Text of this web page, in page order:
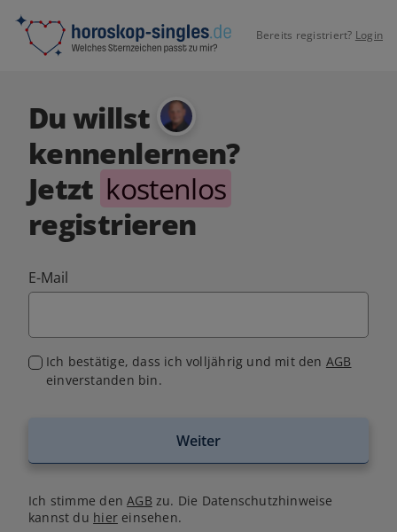
Bereits registriert? Login
Du willst
kennenlernen?
Jetzt kostenlos
registrieren
E-Mail
Ich bestätige, dass ich volljährig und mit den AGB
einverstanden bin.
Weiter
Ich stimme denAGB zu. Die Datenschutzhinweise
kannst du hiereinsehen.